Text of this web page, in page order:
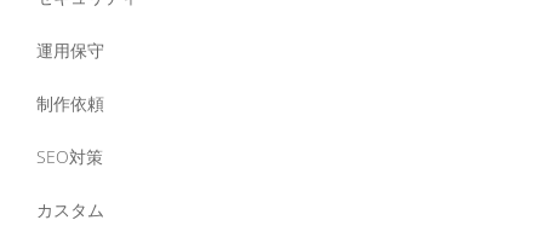
運用保守
制作依頼
SEO対策
カスタム